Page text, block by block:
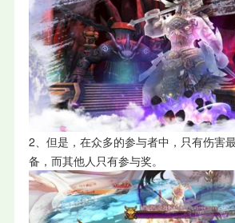
2、但是，在众多的参与者中，只有伤害
备，而其他人只有参与奖。